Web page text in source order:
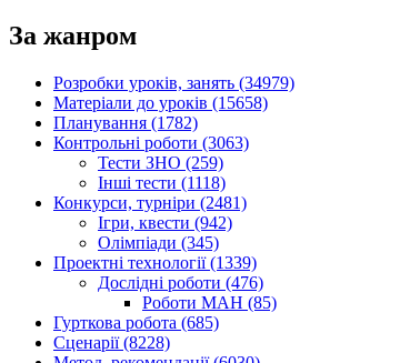
За жанром
Розробки уроків, занять (34979)
Матеріали до уроків (15658)
Планування (1782)
Контрольні роботи (3063)
Тести ЗНО (259)
Інші тести (1118)
Конкурси, турніри (2481)
Ігри, квести (942)
Олімпіади (345)
Проектні технології (1339)
Дослідні роботи (476)
Роботи МАН (85)
Гурткова робота (685)
Сценарії (8228)